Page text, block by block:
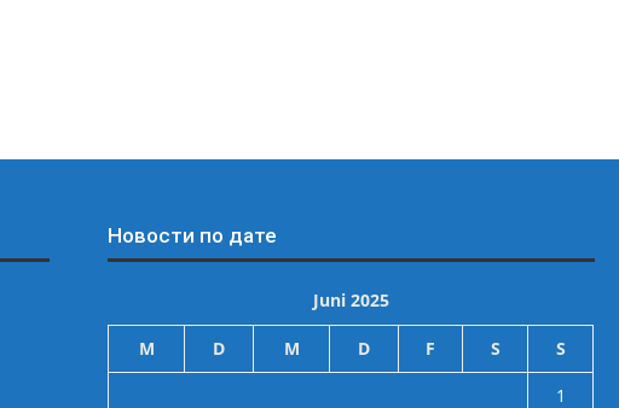
Новости по дате
Juni 2025
M D M D F S S
1